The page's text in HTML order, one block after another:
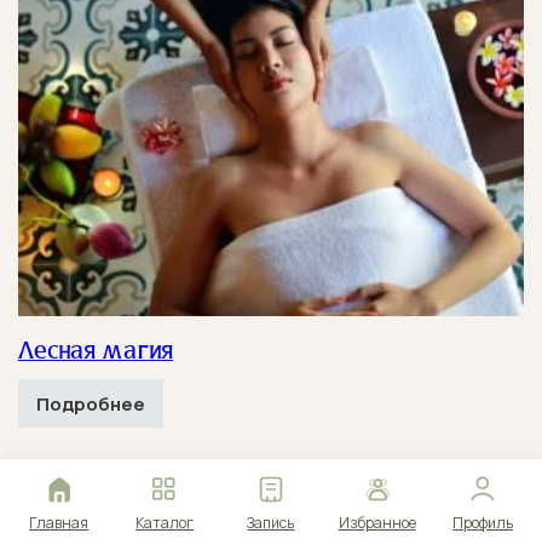
Лесная магия
Подробнее
Главная Каталог Запись Избранное Профиль
Spa - программы
Абонементы Sansara
Формат
Электронный
Куда отправить сертификат?